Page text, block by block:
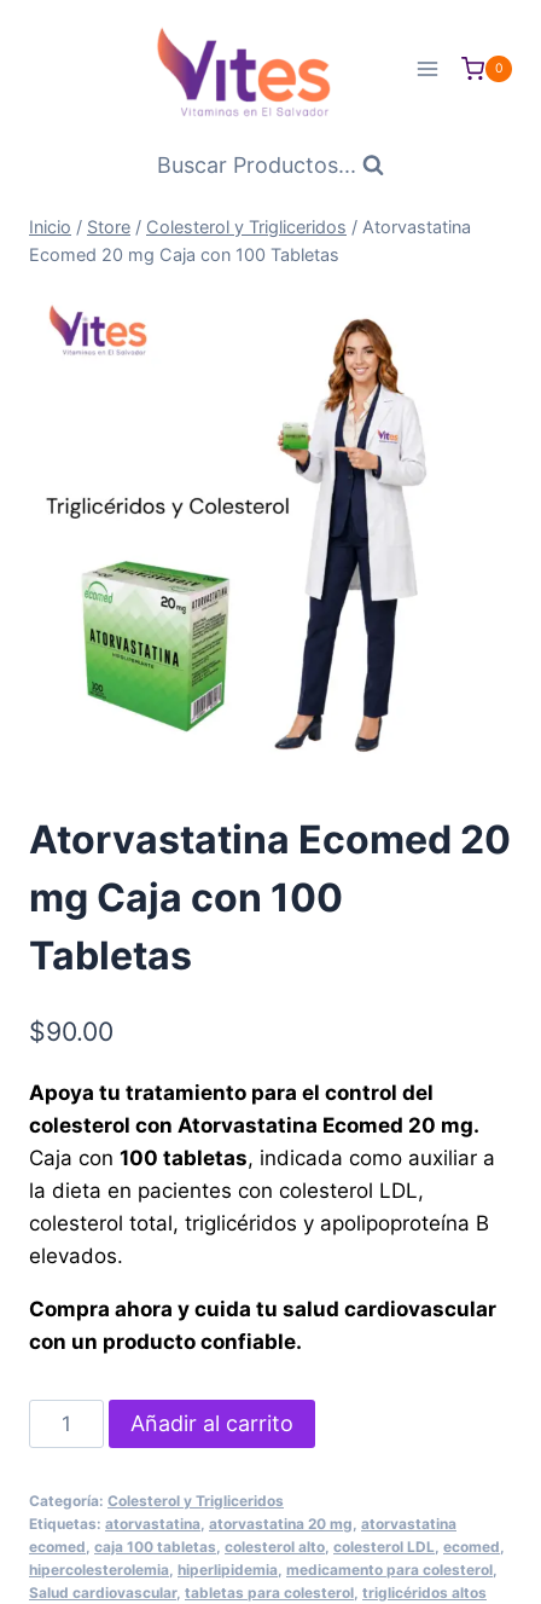
0
Buscar Productos...
Inicio / Store / Colesterol y Trigliceridos / Atorvastatina
Ecomed 20 mg Caja con 100 Tabletas
Atorvastatina Ecomed 20
mg Caja con 100
Tabletas
$90.00
Apoya tu tratamiento para el control del
colesterol con Atorvastatina Ecomed 20 mg.
Caja con 100 tabletas, indicada como auxiliar a
la dieta en pacientes con colesterol LDL,
colesterol total, triglicéridos y apolipoproteína B
elevados.
Compra ahora y cuida tu salud cardiovascular
con un producto confiable.
Atorvastatina
Ecomed
mg
Caja
con
Añadir al carrito
Categoría: Colesterol y Trigliceridos
Etiquetas: atorvastatina, atorvastatina 20 mg, atorvastatina
ecomed, caja 100 tabletas, colesterol alto, colesterol LDL, ecomed,
hipercolesterolemia, hiperlipidemia, medicamento para colesterol,
Salud cardiovascular, tabletas para colesterol, triglicéridos altos